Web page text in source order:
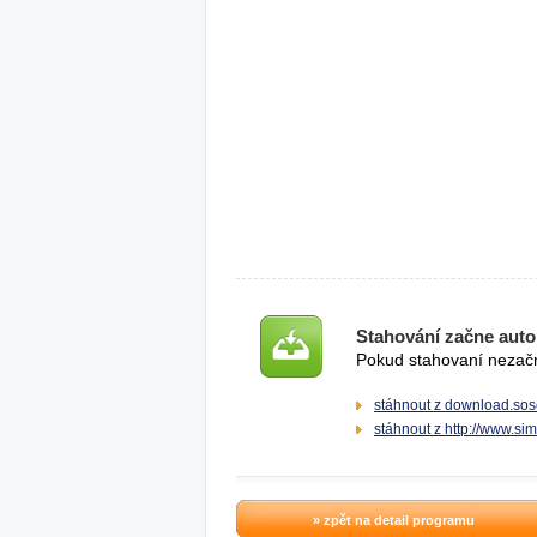
Stahování začne
Pokud stahovaní
stáhnout z
stáhnout z http://
» zpět na detail programu